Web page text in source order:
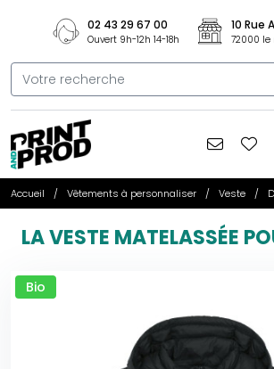
02 43 29 67 00
Ouvert 9h-12h 14-18h
10 Rue
72000 le
Accueil Vêtements à personnaliser Veste
LA VESTE MATELASSÉE
Bio